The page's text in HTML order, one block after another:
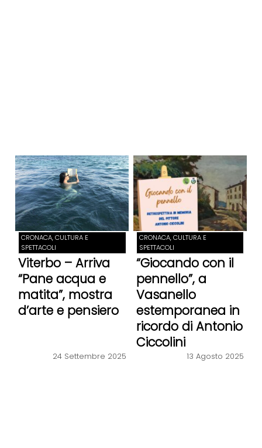
CRONACA, CULTURA E
SPETTACOLI
Viterbo – Arriva
“Pane acqua e
matita”, mostra
d’arte e pensiero
24 Settembre 2025
CRONACA, CULTURA E
SPETTACOLI
“Giocando con il
pennello”, a
Vasanello
estemporanea in
ricordo di Antonio
Ciccolini
13 Agosto 2025